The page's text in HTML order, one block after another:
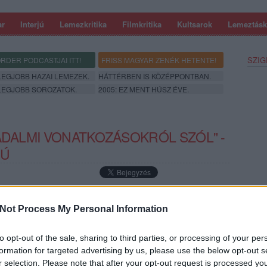
Process My Personal Information
opt-out of the sale, sharing to third parties, or processing of your
for targeted advertising by us, please use the below opt-out
selection. Please note that after your opt-out request is processed
Interjú Lemezkritika Filmkritika Kultsarok
PODCASTJAI ITT!
FRISS MAGYAR ZENÉK HETENTE!
HAZAI LEMEZEK.
HÁTTÉRBEN IS KÖZÉPPONTBAN.
SOROZATOK. 2005: EZ MENT HÚSZ ÉVE.
VONATKOZÁSOKRÓL SZÓL" -
a Junippal való pár éves aktív működés után idén újra a
szemben is csendes, visszahúzódó zenész mesélt nekünk